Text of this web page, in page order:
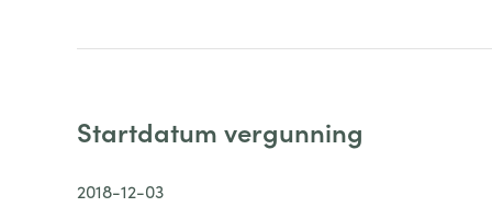
Startdatum vergunning
2018-12-03